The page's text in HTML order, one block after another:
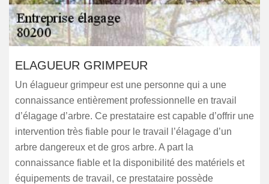
ELAGUEUR GRIMPEUR
Un élagueur grimpeur est une personne qui a une
connaissance entièrement professionnelle en travail
d’élagage d’arbre. Ce prestataire est capable d’offrir une
intervention très fiable pour le travail l’élagage d’un
arbre dangereux et de gros arbre. A part la
connaissance fiable et la disponibilité des matériels et
équipements de travail, ce prestataire possède